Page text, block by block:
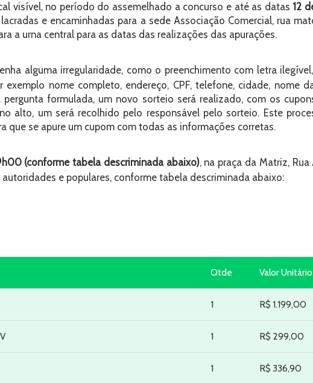
visível, no período do assemelhado a concurso e até as datas 12
e encaminhadas para a sede Associação Comercial, rua
a urna central para as datas das realizações das apurações.
alguma irregularidade, como o preenchimento com letra
nome completo, endereço, CPF, telefone, cidade, nome
formulada, um novo sorteio será realizado, com os
alto, um será recolhido pelo responsável pelo sorteio. Este
que se apure um cupom com todas as informações corretas.
(conforme tabela descriminada abaixo), na praça da Matriz,
e populares, conforme tabela descriminada abaixo:
Qtde Valor Unitário
1 R$ 1.199,00
1 R$ 299,00
1 R$ 336,90